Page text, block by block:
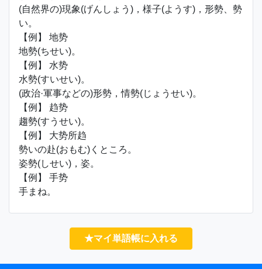
(自然界の)現象(げんしょう)，様子(ようす)，形勢、勢
い。
【例】 地势
地勢(ちせい)。
【例】 水势
水勢(すいせい)。
(政治·軍事などの)形勢，情勢(じょうせい)。
【例】 趋势
趨勢(すうせい)。
【例】 大势所趋
勢いの赴(おもむ)くところ。
姿勢(しせい)，姿。
【例】 手势
手まね。
★マイ単語帳に入れる